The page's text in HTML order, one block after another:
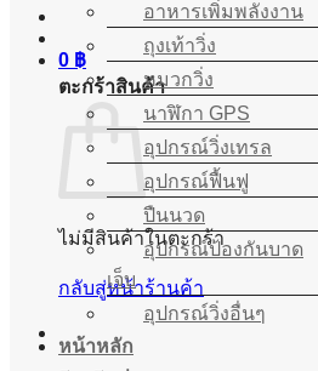
0 ฿
ตะกร้าสินค้า
ไม่มีสินค้าในตะกร้า
กลับสู่หน้าร้านค้า
อาหารเพิ่มพลังงาน
ถุงเท้าวิ่ง
หมวกวิ่ง
นาฬิกา GPS
อุปกรณ์วิ่งเทรล
อุปกรณ์ฟื้นฟู
ปืนนวด
อุปกรณ์ป้องกันบาด
เจ็บ
อุปกรณ์วิ่งอื่นๆ
หน้าหลัก